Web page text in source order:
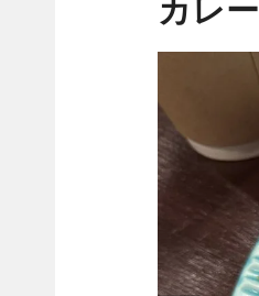
カレー